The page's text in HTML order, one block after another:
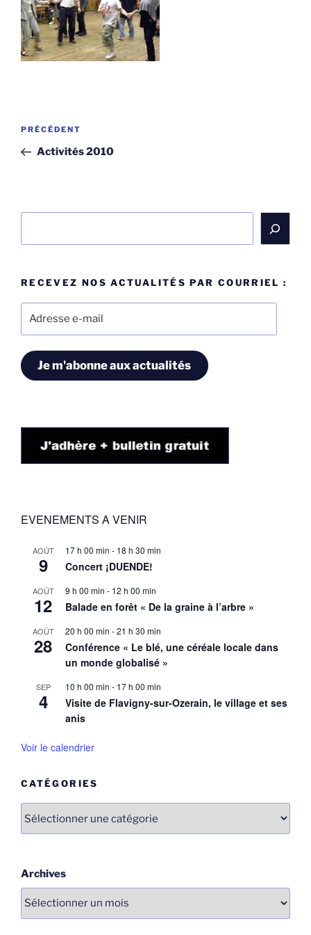
Navigation
l’article
Article
précédent
PRÉCÉDENT
Activités 2010
RECEVEZ NOS ACTUALITÉS PAR COURRIEL :
Je m'abonne aux actualités
EVENEMENTS A VENIR
AOÛT
9
17 h 00 min - 18 h 30 min
Concert ¡DUENDE!
AOÛT
12
9 h 00 min - 12 h 00 min
Balade en forêt « De la graine à l’arbre »
AOÛT
28
20 h 00 min -21 h 30 min
Conférence « Le blé, une céréale locale dans
un monde globalisé »
SEP
4
10 h 00 min - 17 h 00 min
Visite de Flavigny-sur-Ozerain, le village et ses
anis
Voir le calendrier
CATÉGORIES
Archives